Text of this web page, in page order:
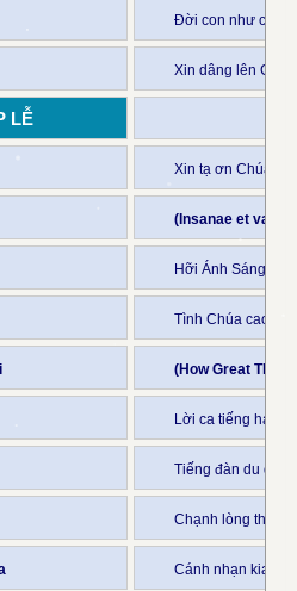
Đời con như của
Xin dâng lên Cha
LỄ
Xin tạ ơn Chúa
(Insanae et
Hỡi Ánh Sáng
Tình Chúa cao
(How Great Thou
Lời ca tiếng hát (í
Tiếng đàn du
Chạnh lòng
Cánh nhạn kia